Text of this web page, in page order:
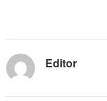
Editor